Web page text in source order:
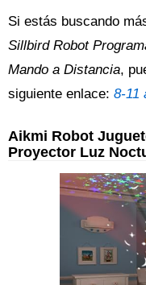
Si estás buscando
Sillbird Robot
Mando a Distancia,
siguiente enlace: 8-11
Aikmi Robot
Proyector Luz